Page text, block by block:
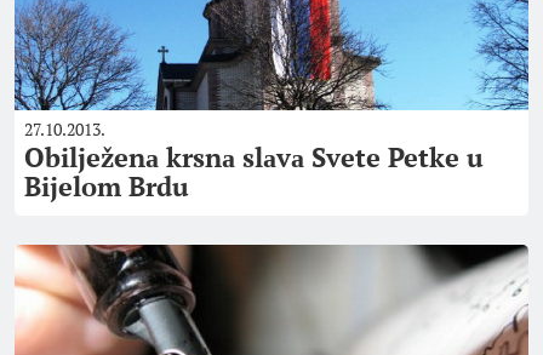
27.10.2013.
Obilježenа krsnа slаvа Svete Petke u
Bijelom Brdu